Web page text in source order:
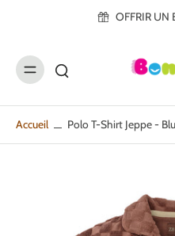
OFFRIR UN
Accueil Polo T-Shirt Jeppe -